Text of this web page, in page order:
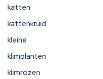
katten
kattenkruid
kleine
klimplanten
klimrozen